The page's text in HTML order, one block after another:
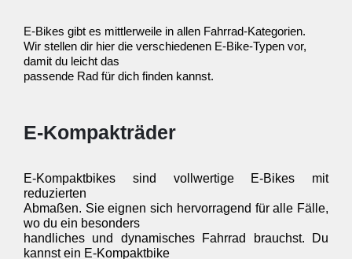
E-Bikes gibt es mittlerweile in allen Fahrrad-Kategorien.
Wir stellen dir hier die verschiedenen E-Bike-Typen vor,
damit du leicht das
passende Rad für dich finden kannst.
E-Kompakträder
E-Kompaktbikes sind vollwertige E-Bikes mit
reduzierten
Abmaßen. Sie eignen sich hervorragend für alle Fälle,
wo du ein besonders
handliches und dynamisches Fahrrad brauchst. Du
kannst ein E-Kompaktbike